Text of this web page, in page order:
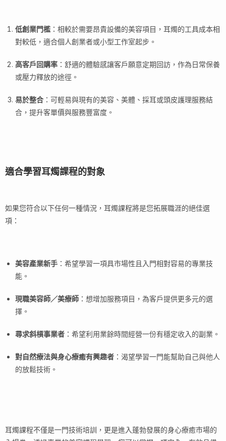
低創業門檻 ：相較於需要昂貴設備的美容項目，耳燭的工具成本相
對較低，適合個人創業者或小型工作室起步。
高客戶回購率 ：舒適的體驗感讓客戶願意定期回訪，作為日常保養
或壓力釋放的途徑。
易於整合 ：可輕易與現有的美容、美體、採耳或頭皮護理服務結
合，提升客單價與服務豐富度。
適合學習耳燭課程的對象
如果您符合以下任何一種情況，耳燭課程將是您拓展職涯的絕佳選
項：
美容產業新手 ：希望學習一項具市場性且入門相對容易的專業技
能。
現職美容師／美療師 ：想增加服務項目，為客戶提供更多元的選
擇。
尋求斜槓事業者 ：希望利用業餘時間經營一份有穩定收入的副業。
對自然療法與身心療癒有興趣者 ：渴望學習一門能幫助自己與他人
的放鬆技術。
耳燭課程不僅是一門技術培訓，更是進入蓬勃發展的身心療癒市場的